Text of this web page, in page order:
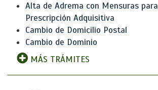
Alta de Adrema con Mensuras para
Prescripción Adquisitiva
Cambio de Domicilio Postal
Cambio de Dominio
MÁS TRÁMITES